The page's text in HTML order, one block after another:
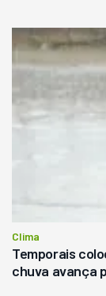
Clima
Temporais
chuva avança